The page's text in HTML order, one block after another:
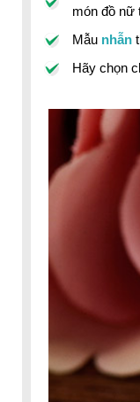
món đồ nữ
Mẫu nhẫn
Hãy chọn